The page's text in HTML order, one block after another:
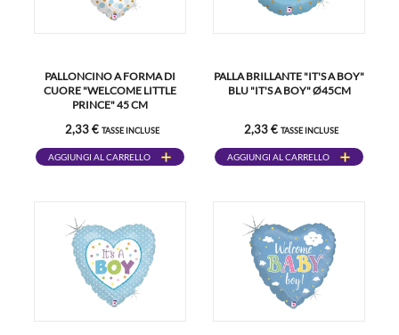
PALLONCINO A FORMA DI
CUORE "WELCOME LITTLE
PRINCE" 45 CM
2,33 € TASSE INCLUSE
AGGIUNGI AL CARRELLO
PALLA BRILLANTE "IT'S A BOY"
BLU "IT'S A BOY" Ø45CM
2,33 € TASSE INCLUSE
AGGIUNGI AL CARRELLO